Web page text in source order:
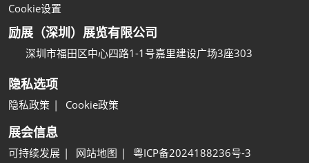
Cookie设置
励展（深圳）展览有限公司
深圳市福田区中心四路1-1号嘉里建设广场3座303
隐私选项
隐私政策 Cookie政策
展会信息
可持续发展 网站地图 粤ICP备2024188236号-3